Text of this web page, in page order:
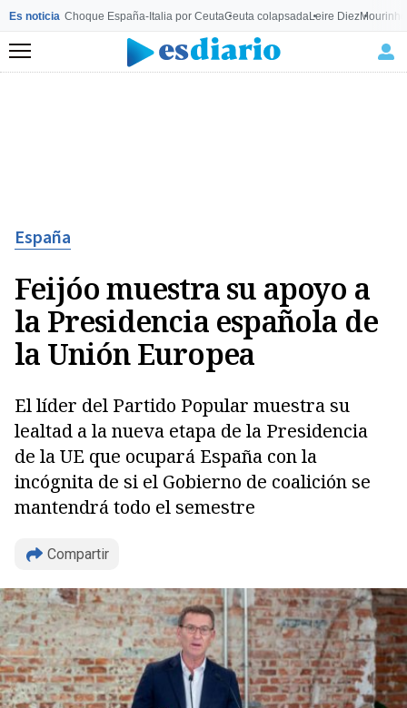
Es noticia Choque España-Italia por CeutaCeuta colapsadaLeire Diez
Menú
España
Feijóo muestra su apoyo a
la Presidencia española de
la Unión Europea
El líder del Partido Popular muestra su
lealtad a la nueva etapa de la Presidencia
de la UE que ocupará España con la
incógnita de si el Gobierno de coalición se
mantendrá todo el semestre
Compartir
Copiar